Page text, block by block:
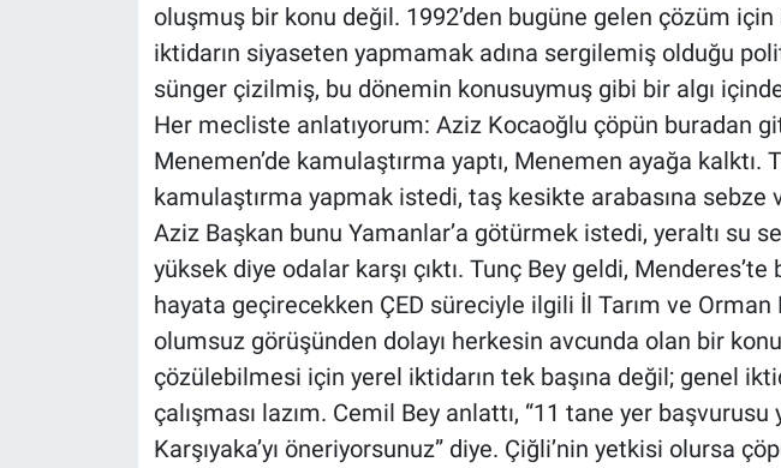
oluşmuş bir konu değil. 1992’den bugüne gelen çözüm
iktidarın siyaseten yapmamak adına sergilemiş olduğu
sünger çizilmiş, bu dönemin konusuymuş gibi bir algı
Her mecliste anlatıyorum: Aziz Kocaoğlu çöpün buradan
Menemen’de kamulaştırma yaptı, Menemen ayağa kalktı.
kamulaştırma yapmak istedi, taş kesikte arabasına sebze
Aziz Başkan bunu Yamanlar’a götürmek istedi, yeraltı su
yüksek diye odalar karşı çıktı. Tunç Bey geldi,
hayata geçirecekken ÇED süreciyle ilgili İl Tarım ve Orman
olumsuz görüşünden dolayı herkesin avcunda olan bir
çözülebilmesi için yerel iktidarın tek başına değil; genel
çalışması lazım. Cemil Bey anlattı, “11 tane yer başvurusu
Karşıyaka’yı öneriyorsunuz” diye. Çiğli’nin yetkisi olursa